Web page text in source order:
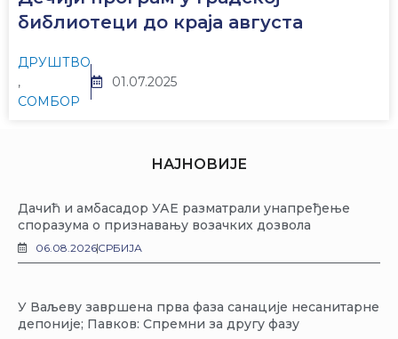
библиотеци до краја августа
ДРУШТВО
,
СОМБОР
01.07.2025
НАЈНОВИЈЕ
Дачић и амбасадор УАЕ разматрали унапређење
споразума о признавању возачких дозвола
06.08.2026СРБИЈА
У Ваљеву завршена прва фаза санације несанитарне
депоније; Павков: Спремни за другу фазу